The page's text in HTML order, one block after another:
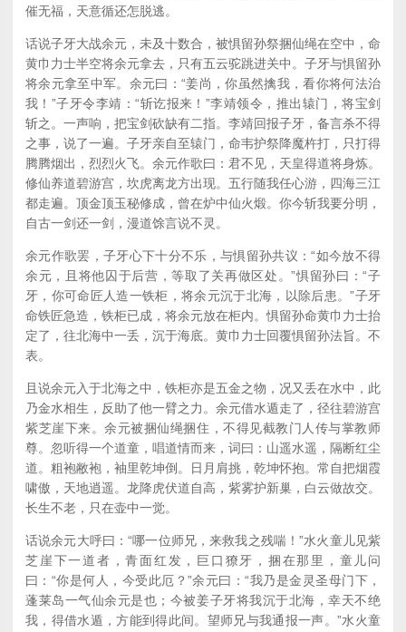
催无福，天意循还怎脱逃。
话说子牙大战余元，未及十数合，被惧留孙祭捆仙绳在空中，命
黄巾力士半空将余元拿去，只有五云驼跳进关中。子牙与惧留孙
将余元拿至中军。余元曰：“姜尚，你虽然擒我，看你将何法治
我！”子牙令李靖：“斩讫报来！”李靖领令，推出辕门，将宝剑
斩之。一声响，把宝剑砍缺有二指。李靖回报子牙，备言杀不得
之事，说了一遍。子牙亲自至辕门，命韦护祭降魔杵打，只打得
腾腾烟出，烈烈火飞。余元作歌曰：君不见，天皇得道将身炼。
修仙养道碧游宫，坎虎离龙方出现。五行随我任心游，四海三江
都走遍。顶金顶玉秘修成，曾在炉中仙火煅。你今斩我要分明，
自古一剑还一剑，漫道馀言说不灵。
余元作歌罢，子牙心下十分不乐，与惧留孙共议：“如今放不得
余元，且将他囚于后营，等取了关再做区处。”惧留孙曰：“子
牙，你可命匠人造一铁柜，将余元沉于北海，以除后患。”子牙
命铁匠急造，铁柜已成，将余元放在柜内。惧留孙命黄巾力士抬
定了，往北海中一丢，沉于海底。黄巾力士回覆惧留孙法旨。不
表。
且说余元入于北海之中，铁柜亦是五金之物，况又丢在水中，此
乃金水相生，反助了他一臂之力。余元借水遁走了，径往碧游宫
紫芝崖下来。余元被捆仙绳捆住，不得见截教门人传与掌教师
尊。忽听得一个道童，唱道情而来，词曰：山遥水遥，隔断红尘
道。粗袍敝袍，袖里乾坤倒。日月肩挑，乾坤怀抱。常自把烟霞
啸傲，天地逍遥。龙降虎伏道自高，紫雾护新巢，白云做故交。
长生不老，只在壶中一觉。
话说余元大呼曰：“哪一位师兄，来救我之残喘！”水火童儿见紫
芝崖下一道者，青面红发，巨口獠牙，捆在那里，童儿问
曰：“你是何人，今受此厄？”余元曰：“我乃是金灵圣母门下，
蓬莱岛一气仙余元是也；今被姜子牙将我沉于北海，幸天不绝
我，得借水遁，方能到得此间。望师兄与我通报一声。”水火童